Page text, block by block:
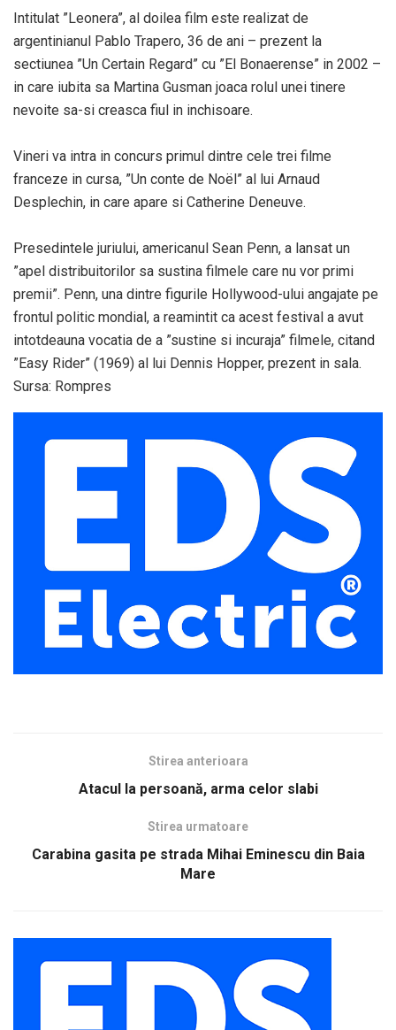
Intitulat ”Leonera”, al doilea film este realizat de
argentinianul Pablo Trapero, 36 de ani – prezent la
sectiunea ”Un Certain Regard” cu ”El Bonaerense” in 2002 –
in care iubita sa Martina Gusman joaca rolul unei tinere
nevoite sa-si creasca fiul in inchisoare.
Vineri va intra in concurs primul dintre cele trei filme
franceze in cursa, ”Un conte de Noël” al lui Arnaud
Desplechin, in care apare si Catherine Deneuve.
Presedintele juriului, americanul Sean Penn, a lansat un
”apel distribuitorilor sa sustina filmele care nu vor primi
premii”. Penn, una dintre figurile Hollywood-ului angajate pe
frontul politic mondial, a reamintit ca acest festival a avut
intotdeauna vocatia de a ”sustine si incuraja” filmele, citand
”Easy Rider” (1969) al lui Dennis Hopper, prezent in sala.
Sursa: Rompres
Stirea anterioara
Atacul la persoană, arma celor slabi
Stirea urmatoare
Carabina gasita pe strada Mihai Eminescu din Baia
Mare